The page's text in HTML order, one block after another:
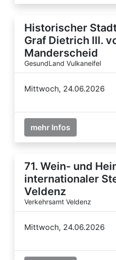
Historischer
Graf Dietrich III.
Manderscheid
GesundLand Vulkaneifel
Mittwoch, 24.06.2026
mehr Infos
71. Wein- und
internationaler
Veldenz
Verkehrsamt Veldenz
Mittwoch, 24.06.2026